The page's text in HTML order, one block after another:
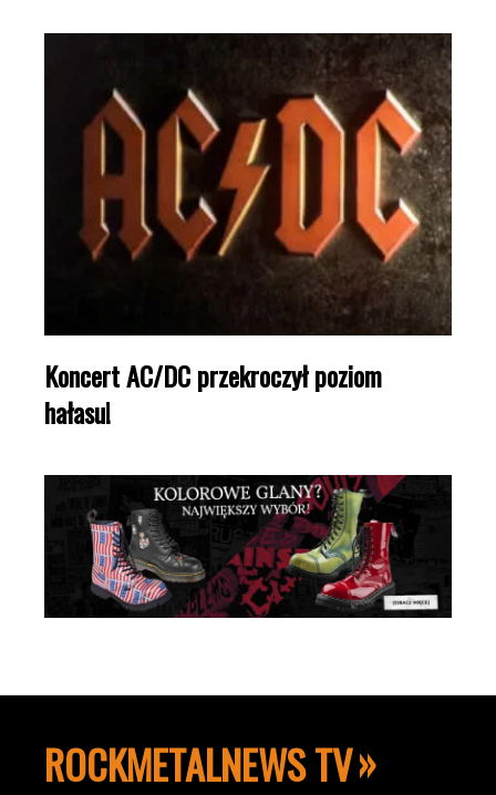
Koncert AC/DC przekroczył poziom
hałasu!
ROCKMETALNEWS TV